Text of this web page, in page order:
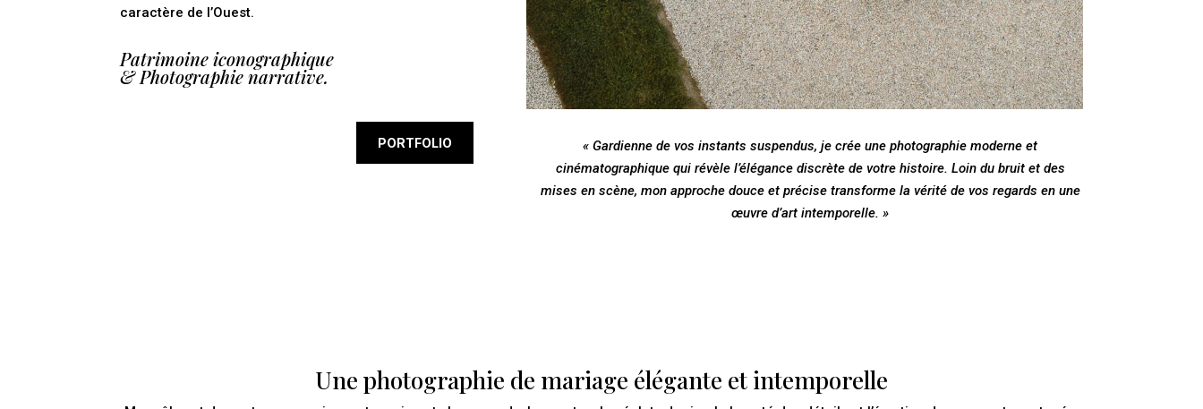
caractère de l’Ouest.
Patrimoine iconographique
& Photographie narrative.
PORTFOLIO
« Gardienne de vos instants suspendus, je crée une photographie moderne et
cinématographique qui révèle l’élégance discrète de votre histoire. Loin du bruit et des
mises en scène, mon approche douce et précise transforme la vérité de vos regards en une
œuvre d’art intemporelle. »
Une photographie de mariage élégante et intemporelle